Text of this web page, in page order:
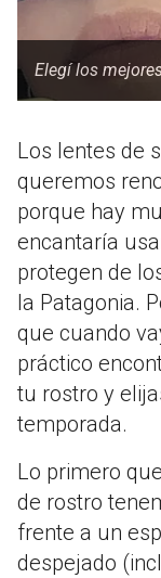
Elegí los
Los lentes de
queremos
porque hay
encantaría
protegen de
la Patagonia.
que cuando
práctico
tu rostro y
temporada.
Lo primero
de rostro
frente a un
despejado